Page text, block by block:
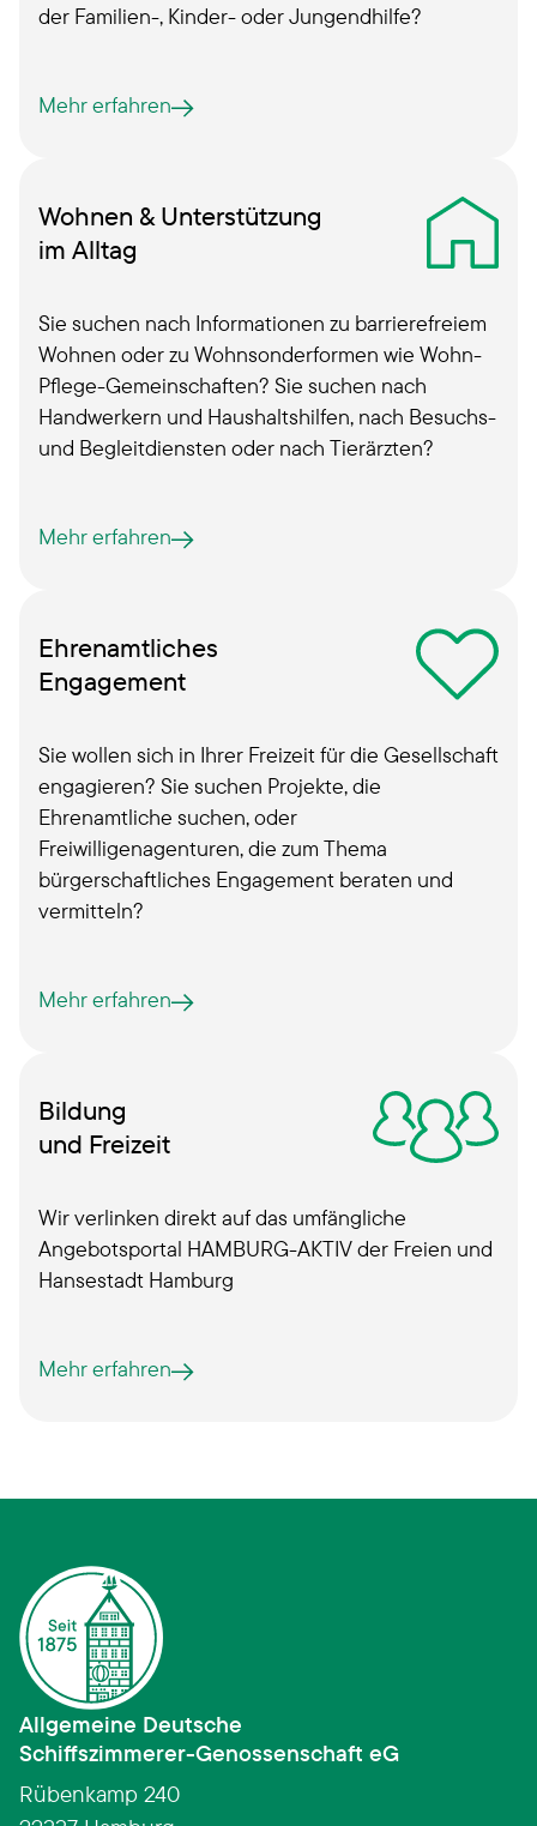
der Familien-, Kinder- oder Jungendhilfe?
Mehr erfahren
Wohnen & Unterstützung
im Alltag
Sie suchen nach Informationen zu barrierefreiem
Wohnen oder zu Wohnsonderformen wie Wohn-
Pflege-­Gemeinschaften? Sie suchen nach
Handwerkern und Haushaltshilfen, nach Besuchs-
und Begleitdiensten oder nach Tierärzten?
Mehr erfahren
Ehrenamtliches
Engagement
Sie wollen sich in Ihrer Freizeit für die Gesellschaft
engagieren? Sie suchen Projekte, die
Ehrenamtliche suchen, oder
Freiwilligenagenturen, die zum Thema
bürgerschaftliches Engagement beraten und
vermitteln?
Mehr erfahren
Bildung
und Freizeit
Wir verlinken direkt auf das umfängliche
Angebotsportal HAMBURG-AKTIV der Freien und
Hansestadt Hamburg
Mehr erfahren
Allgemeine Deutsche
Schiffszimmerer­-­Genossenschaft eG
Rübenkamp 240